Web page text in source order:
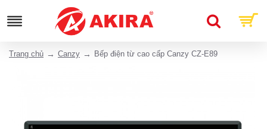
Trang chủ Canzy Bếp điện từ cao cấp Canzy CZ-E89